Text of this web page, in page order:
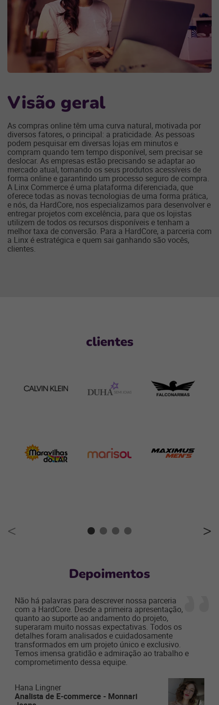
Visão geral
As compras online têm uma curva natural, motivada por
diversos fatores, o principal: a praticidade. As pessoas
podem pesquisar em diversas lojas em minutos e
compram quando tem tempo disponível, sem precisar se
deslocar. As empresas estão precisando se adaptar ao
mercado atual, tornando os seus produtos acessíveis de
forma online e garantindo um processo seguro de compra.
A Linx Commerce é uma plataforma diferenciada, que
oferece todas as novas tecnologias de uma forma prática,
e nós, da HardCore, nos especializamos para desenvolver e
entregar projetos com excelência, para que os lojistas
utilizem de todos os recursos disponíveis e tenham a
melhor taxa de conversão. Para a HardCore, a parceria com
a Linx é estratégica e quem sai ganhando são vocês,
clientes.
clientes
Depoimentos
Não há palavras para descrever nossa parceria
com a HardCore. Desde a primeira apresentação,
quanto ao suporte ao andamento do projeto,
superaram muito nossas expectativas. Todos os
detalhes foram analisados e cuidadosamente
transformados em um projeto único e exclusivo.
Temos imensa gratidão e admiração ao trabalho e
comprometimento dessa equipe.
Hana Lingner
Analista de E-commerce - Monnari